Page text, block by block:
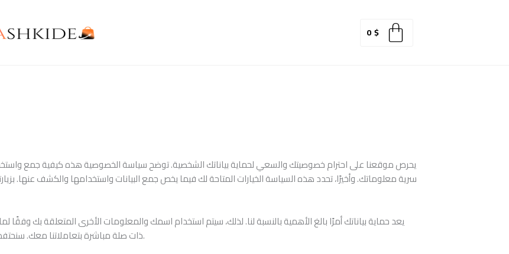
0$
يحرص موقعنا على احترام خصوصيتك والسعي لحماية بياناتك الشخصية. توضح سياسة الخصوصية هذه كيفية جمع
سرية معلوماتك. وأخيرًا، تحدد هذه السياسة الخيارات المتاحة لك فيما يخص جمع البيانات واستخدامها والكشف عنها.
يعد حماية بياناتك أمرًا بالغ الأهمية بالنسبة لنا. لذلك، سيتم استخدام اسمك والمعلومات الأخرى المتعلقة بك
ذات صلة مباشرة بتعاملاتنا معك. سنحتفظ ببياناتك وفقًا لما يقتضيه القانون أو لاستخدامها للأغراض التي جُمعت من أجلها.